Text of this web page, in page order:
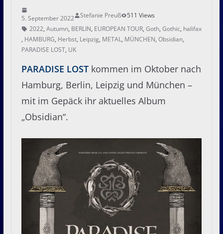
5. September 2022 Stefanie Preuß
511 Views
2022, Autumn, BERLIN, EUROPEAN TOUR, Goth, Gothic, halifax
, HAMBURG, Herbst, Leipzig, METAL, MÜNCHEN, Obsidian,
PARADISE LOST, UK
PARADISE LOST kommen im Oktober nach
Hamburg, Berlin, Leipzig und München –
mit im Gepäck ihr aktuelles Album
„Obsidian“.